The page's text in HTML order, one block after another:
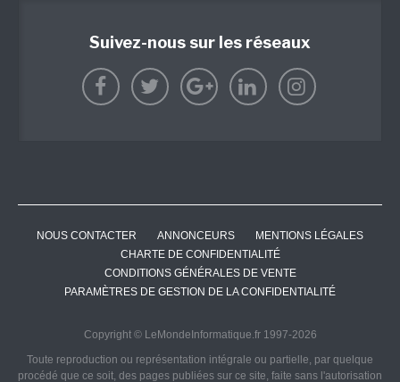
Suivez-nous sur les réseaux
NOUS CONTACTER ANNONCEURS
MENTIONS LÉGALES
CHARTE DE CONFIDENTIALITÉ
CONDITIONS GÉNÉRALES DE VENTE
PARAMÈTRES DE GESTION DE LA CONFIDENTIALITÉ
Copyright © LeMondeInformatique.fr 1997-2026
Toute reproduction ou représentation intégrale ou partielle, par quelque
procédé que ce soit, des pages publiées sur ce site, faite sans l'autorisation